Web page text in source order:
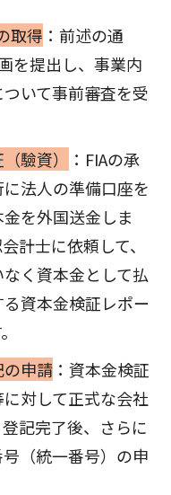
取得 ：前述の通
を提出し、事業内
いて事前審査を受
驗資）
：FIAの承
法人の準備口座を
を外国送金しま
計士に依頼して、
く資本金として払
資本金検証レポー
申請：資本金検証
対して正式な会社
記完了後、さらに
（統一番号）の申